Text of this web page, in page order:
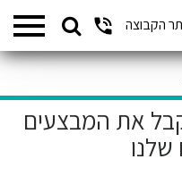
הקבוצה
את המבצעים